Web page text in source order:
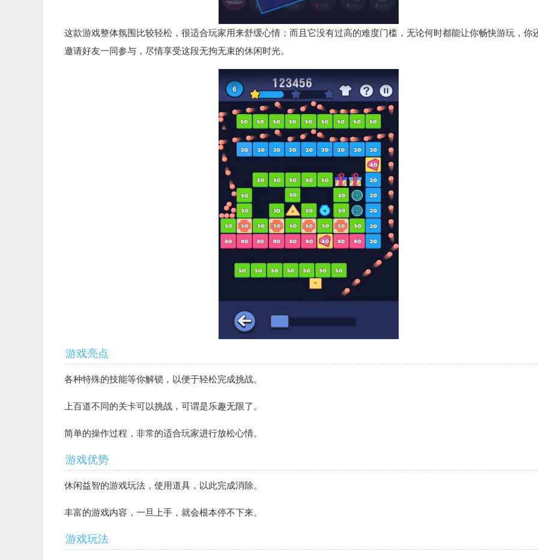
这款游戏整体氛围比较轻松，很适合玩家用来舒缓心情；而且它没有过高的难度门槛，无论何时都能让你畅快游玩，你
邀请好友一同参与，尽情享受这段无拘无束的休闲时光。
游戏亮点
各种特殊的技能等你解锁，以便于轻松完成挑战。
上百道不同的关卡可以挑战，可谓是乐趣无限了。
简单的操作过程，非常的适合玩家进行放松心情。
游戏优势
休闲益智的游戏玩法，使用道具，以此完成消除。
丰富的游戏内容，一旦上手，就会根本停不下来。
游戏玩法